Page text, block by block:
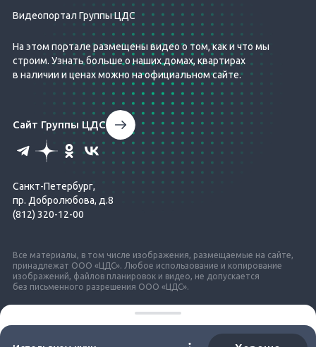
Видеопортал Группы ЦДС
На этом портале размещены видео о том, как и что мы
строим. Узнать больше о наших домах, квартирах
в наличии и ценах можно на официальном сайте.
Все материалы, в том числе изображения, размещаемые на сайте,
принадлежат ООО «ЦДС». Любое использование и копирование
изображений, файлов планировок и видео, не допускается
без письменного разрешения ООО «ЦДС».
Сайт Группы ЦДС
Санкт-Петербург,
пр. Добролюбова, д.8
(812) 320-12-00